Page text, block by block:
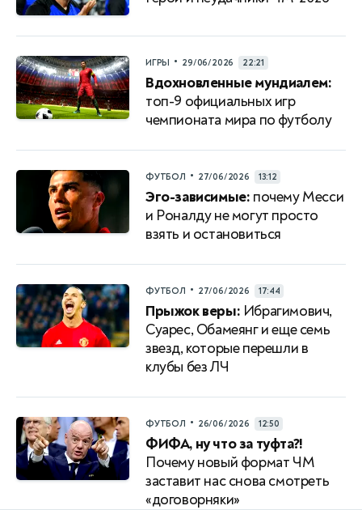
ИГРЫ • 29/06/2026 22:21
Вдохновленные мундиалем:
топ-9 официальных игр
чемпионата мира по футболу
ФУТБОЛ • 27/06/2026 13:12
Эго-зависимые: почему Месси
и Роналду не могут просто
взять и остановиться
ФУТБОЛ • 27/06/2026 17:44
Прыжок веры: Ибрагимович,
Суарес, Обамеянг и еще семь
звезд, которые перешли в
клубы без ЛЧ
ФУТБОЛ • 26/06/2026 12:50
ФИФА, ну что за туфта?!
Почему новый формат ЧМ
заставит нас снова смотреть
«договорняки»